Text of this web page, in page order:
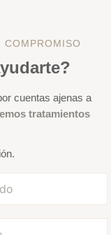
cuentas ajenas a
tratamientos